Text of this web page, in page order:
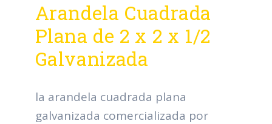
Arandela Cuadrada
Plana de 2 x 2 x 1/2
Galvanizada
la arandela cuadrada plana
galvanizada comercializada por